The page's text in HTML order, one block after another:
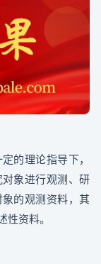
的理论指导下，
象进行观测、研
的观测资料，其
资料。